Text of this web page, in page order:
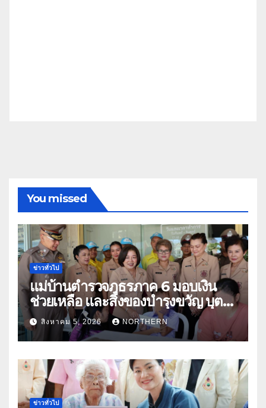
You missed
ข่าวทั่วไป
แม่บ้านตำรวจภูธรภาค 6 มอบเงิน
ช่วยเหลือ และสิ่งของบำรุงขวัญ บุตร-
ธิดา ข้าราชการตำรวจจังหวัด
อุทัยธานี
สิงหาคม 5, 2026 NORTHERN
ข่าวทั่วไป